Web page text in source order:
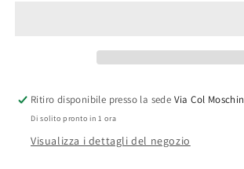
Ritiro disponibile presso la sede Via Col Moschin
Di solito pronto in 1 ora
Visualizza i dettagli del negozio